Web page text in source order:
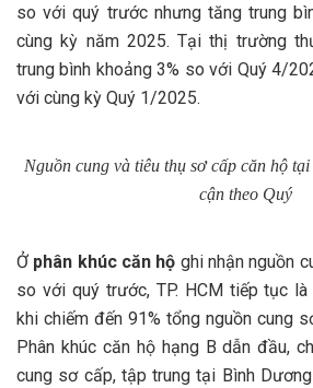
so với quý trước nhưng tăng trung
cùng kỳ năm 2025. Tại thị trường
trung bình khoảng 3% so với Quý 4/
với cùng kỳ Quý 1/2025.
Nguồn cung và tiêu thụ sơ cấp căn hộ
cận theo Quý
Ởphân khúc căn hộ ghi nhận nguồn
so với quý trước, TP. HCM tiếp tục
khi chiếm đến 91% tổng nguồn cung
Phân khúc căn hộ hạng B dẫn đầu,
cung sơ cấp, tập trung tại Bình